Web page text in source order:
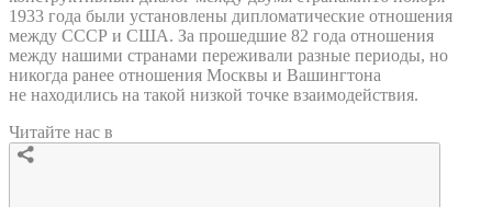
1933 года были установлены дипломатические отношения
между СССР и США. За прошедшие 82 года отношения
между нашими странами переживали разные периоды, но
никогда ранее отношения Москвы и Вашингтона
не находились на такой низкой точке взаимодействия.
Читайте нас в